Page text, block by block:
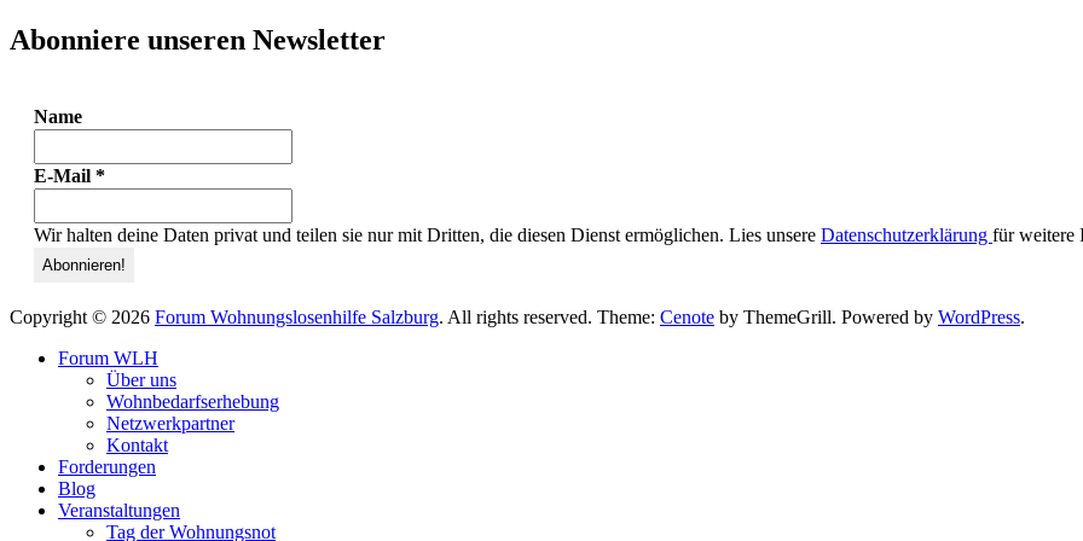
Abonniere unseren Newsletter
Name
E-Mail *
Wir halten deine Daten privat und teilen sie nur mit Dritten, die diesen Dienst ermöglichen. Lies unsere Datenschutzerklärung für weitere
Copyright © 2026 Forum Wohnungslosenhilfe Salzburg. All rights reserved. Theme: Cenote by ThemeGrill. Powered by WordPress.
Forum WLH
Über uns
Wohnbedarfserhebung
Netzwerkpartner
Kontakt
Forderungen
Blog
Veranstaltungen
Tag der Wohnungsnot